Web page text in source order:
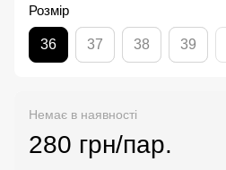
Розмір
36 37 38 39
Немає в наявності
280 грн/пар.